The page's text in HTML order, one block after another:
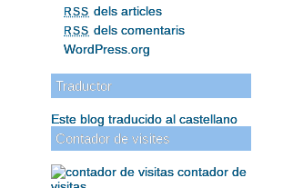
RSS dels articles
RSS dels comentaris
WordPress.org
Traductor
Este blog traducido al castellano
Contador de visites
contador de